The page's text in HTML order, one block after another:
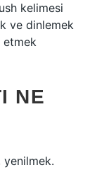
kelimesi
ve dinlemek
etmek
NE
yenilmek.